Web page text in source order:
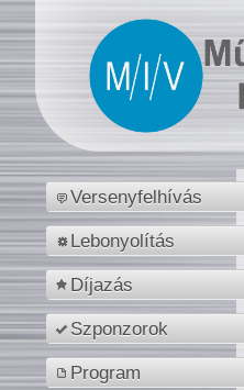
Versenyfelhívás
Lebonyolítás
Díjazás
Szponzorok
Program